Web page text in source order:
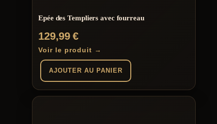
Epée des Templiers avec fourreau
129,99€
Voir le produit →
AJOUTER AU PANIER